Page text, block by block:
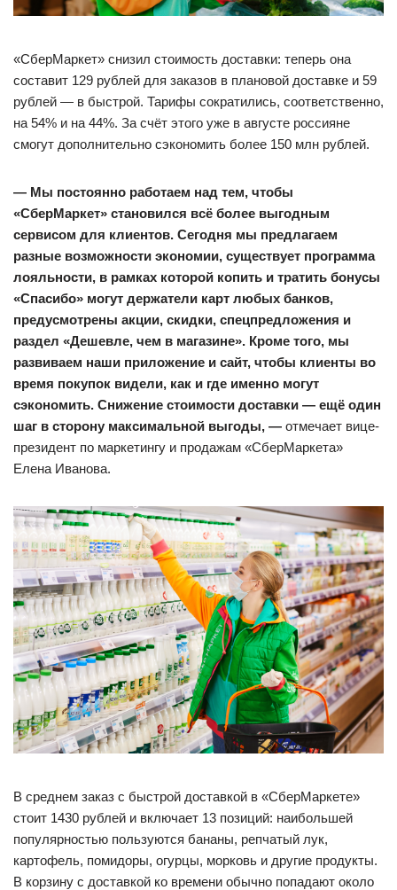
«СберМаркет» снизил стоимость доставки: теперь она
составит 129 рублей для заказов в плановой доставке и 59
рублей — в быстрой. Тарифы сократились, соответственно,
на 54% и на 44%. За счёт этого уже в августе россияне
смогут дополнительно сэкономить более 150 млн рублей.
— Мы постоянно работаем над тем, чтобы
«СберМаркет» становился всё более выгодным
сервисом для клиентов. Сегодня мы предлагаем
разные возможности экономии, существует программа
лояльности, в рамках которой копить и тратить бонусы
«Спасибо» могут держатели карт любых банков,
предусмотрены акции, скидки, спецпредложения и
раздел «Дешевле, чем в магазине». Кроме того, мы
развиваем наши приложение и сайт, чтобы клиенты во
время покупок видели, как и где именно могут
сэкономить. Снижение стоимости доставки — ещё один
шаг в сторону максимальной выгоды, — отмечает вице-
президент по маркетингу и продажам «СберМаркета»
Елена Иванова.
В среднем заказ с быстрой доставкой в «СберМаркете»
стоит 1430 рублей и включает 13 позиций: наибольшей
популярностью пользуются бананы, репчатый лук,
картофель, помидоры, огурцы, морковь и другие продукты.
В корзину с доставкой ко времени обычно попадают около